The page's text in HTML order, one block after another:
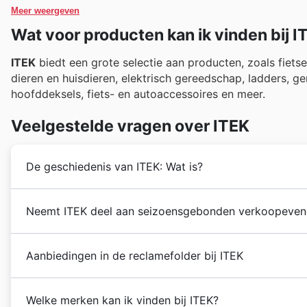
Meer weergeven
Wat voor producten kan ik vinden bij
ITEK biedt een grote selectie aan producten, zoals
dieren en huisdieren, elektrisch gereedschap, ladders,
hoofddeksels, fiets- en autoaccessoires en meer.
Veelgestelde vragen over ITEK
De geschiedenis van ITEK: Wat is?
dat elke dag toeneemt. In de daaropvolgende jaren
verspreid over België en Nederland,ITEKheeft drie
Neemt ITEK deel aan seizoensgebonden
plek om de laatste wekelijkse advertenties
hier eenvoudig defolders,brochuresenkortingen
bent over de nieuwste deals, of het nu gaat om de
Aanbiedingen in de reclamefolder bij ITEK
Welke merken kan ik vinden bij ITEK?